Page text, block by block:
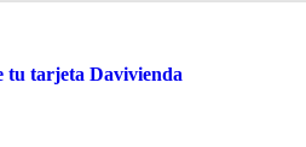
tu tarjeta Davivienda